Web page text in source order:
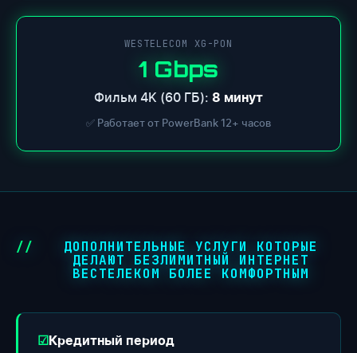
WESTELECOM XG-PON
1 Gbps
Фильм 4K (60 ГБ): 8 минут
✅ Работает от PowerBank 12+ часов
ДОПОЛНИТЕЛЬНЫЕ УСЛУГИ КОТОРЫЕ
ДЕЛАЮТ БЕЗЛИМИТНЫЙ ИНТЕРНЕТ
ВЕСТЕЛЕКОМ БОЛЕЕ КОМФОРТНЫМ
Кредитный период